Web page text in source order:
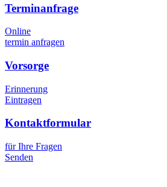
Terminanfrage
Online
termin anfragen
Vorsorge
Erinnerung
Eintragen
Kontaktformular
für Ihre Fragen
Senden